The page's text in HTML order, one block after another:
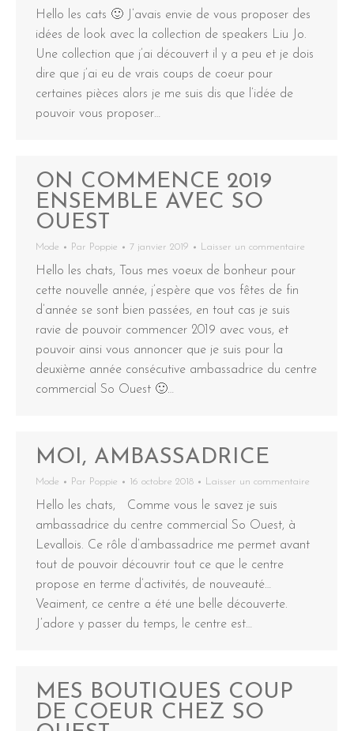
Hello les cats 🙂 J’avais envie de vous proposer des
idées de look avec la collection de speakers Liu Jo.
Une collection que j’ai découvert il y a peu et je dois
dire que j’ai eu de vrais coups de coeur pour
certaines pièces alors je me suis dis que l’idée de
pouvoir vous proposer…
ON COMMENCE 2019
ENSEMBLE AVEC SO
OUEST
Mode Par Poppie 7 janvier 2019 Laisser un commentaire
Hello les chats, Tous mes voeux de bonheur pour
cette nouvelle année, j’espère que vos fêtes de fin
d’année se sont bien passées, en tout cas je suis
ravie de pouvoir commencer 2019 avec vous, et
pouvoir ainsi vous annoncer que je suis pour la
deuxième année consécutive ambassadrice du centre
commercial So Ouest 🙂…
MOI, AMBASSADRICE
Mode Par Poppie 16 octobre 2018 Laisser un commentaire
Hello les chats, Comme vous le savez je suis
ambassadrice du centre commercial So Ouest, à
Levallois. Ce rôle d’ambassadrice me permet avant
tout de pouvoir découvrir tout ce que le centre
propose en terme d’activités, de nouveauté…
Veaiment, ce centre a été une belle découverte.
J’adore y passer du temps, le centre est…
MES BOUTIQUES COUP
DE COEUR CHEZ SO